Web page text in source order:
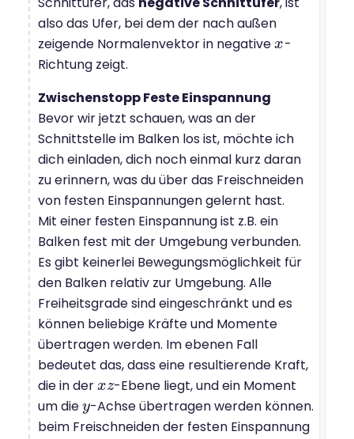
also das Ufer, bei dem der nach außen
zeigende Normalenvektor in negative x
x -
Richtung zeigt.
Zwischenstopp Feste Einspannung
Bevor wir jetzt schauen, was an der
Schnittstelle im Balken los ist, möchte ich
dich einladen, dich noch einmal kurz daran
zu erinnern, was du über das Freischneiden
von festen Einspannungen gelernt hast.
Mit einer festen Einspannung ist z.B. ein
Balken fest mit der Umgebung verbunden.
Es gibt keinerlei Bewegungsmöglichkeit für
den Balken relativ zur Umgebung. Alle
Freiheitsgrade sind eingeschränkt und es
können beliebige Kräfte und Momente
übertragen werden. Im ebenen Fall
bedeutet das, dass eine resultierende Kraft,
die in der xz
xz -Ebene liegt, und ein Moment
um die y
y-Achse übertragen werden können.
beim Freischneiden der festen Einspannung